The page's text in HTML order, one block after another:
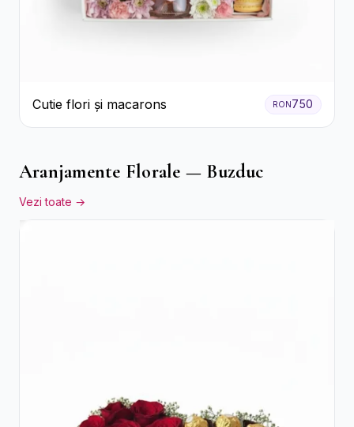
Cutie flori și macarons RON750
Aranjamente Florale — Buzduc
Vezi toate →